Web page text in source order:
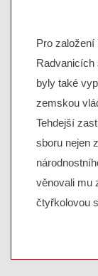
Pro
Radvanicích
byly také
zemskou
Tehdejší
sboru nejen
věnovali mu
čtyřkolovou